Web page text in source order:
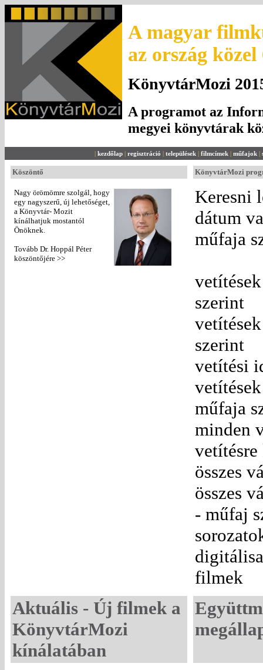
A magyar
az ország
KönyvtárMozi
A programot az
megyei könyvtárak
| kezdőlap | regisztráció | települések | filmcímek | műfajok |
Köszöntő KönyvtárMozi
Nagy örömömre szolgál, hogy
egy nagyszerű, új lehetőséget,
a Könyvtár- Mozit
kínálhatjuk mostantól
Önöknek.
Tovább Dr. Hoppál Péter
köszöntőjére >>
Keresni
dátum
műfaja
szerint
szerint
vetítési
műfaja
minden
összes
összes
- műfaj
filmek
Aktuális - Új filmek a
KönyvtárMozi
kínálatában